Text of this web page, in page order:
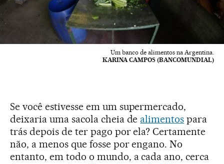
Um banco de alimentos na Argentina.
KARINA CAMPOS (BANCOMUNDIAL)
Se você estivesse em um supermercado,
deixaria uma sacola cheia de alimentos para
trás depois de ter pago por ela? Certamente
não, a menos que fosse por engano. No
entanto, em todo o mundo, a cada ano, cerca